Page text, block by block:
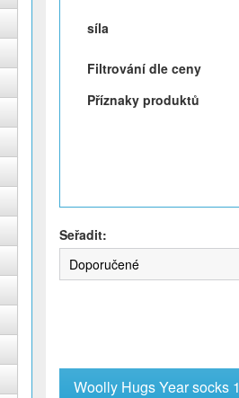
síla
Filtrování dle ceny
Příznaky produktů
Seřadit:
Doporučené
Woolly Hugs Year socks